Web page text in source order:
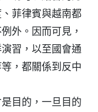
菲律賓與越南都
外。因而可見，
習，以至國會通
，都關係到反中
目的，一旦目的